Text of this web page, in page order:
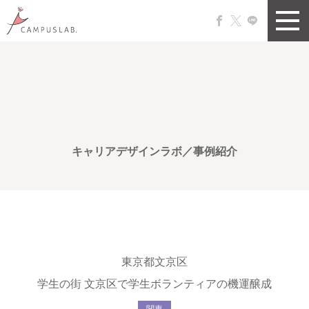
キャリアデザインラボ／事例紹介
東京都文京区
学生の街 文京区で学生ボランティアの機運醸成